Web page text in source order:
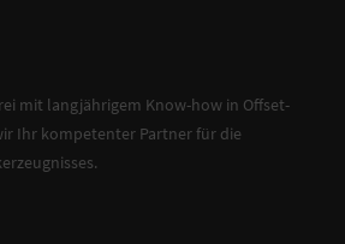
mit langjährigem Know-how in Offset-
Ihr kompetenter Partner für die